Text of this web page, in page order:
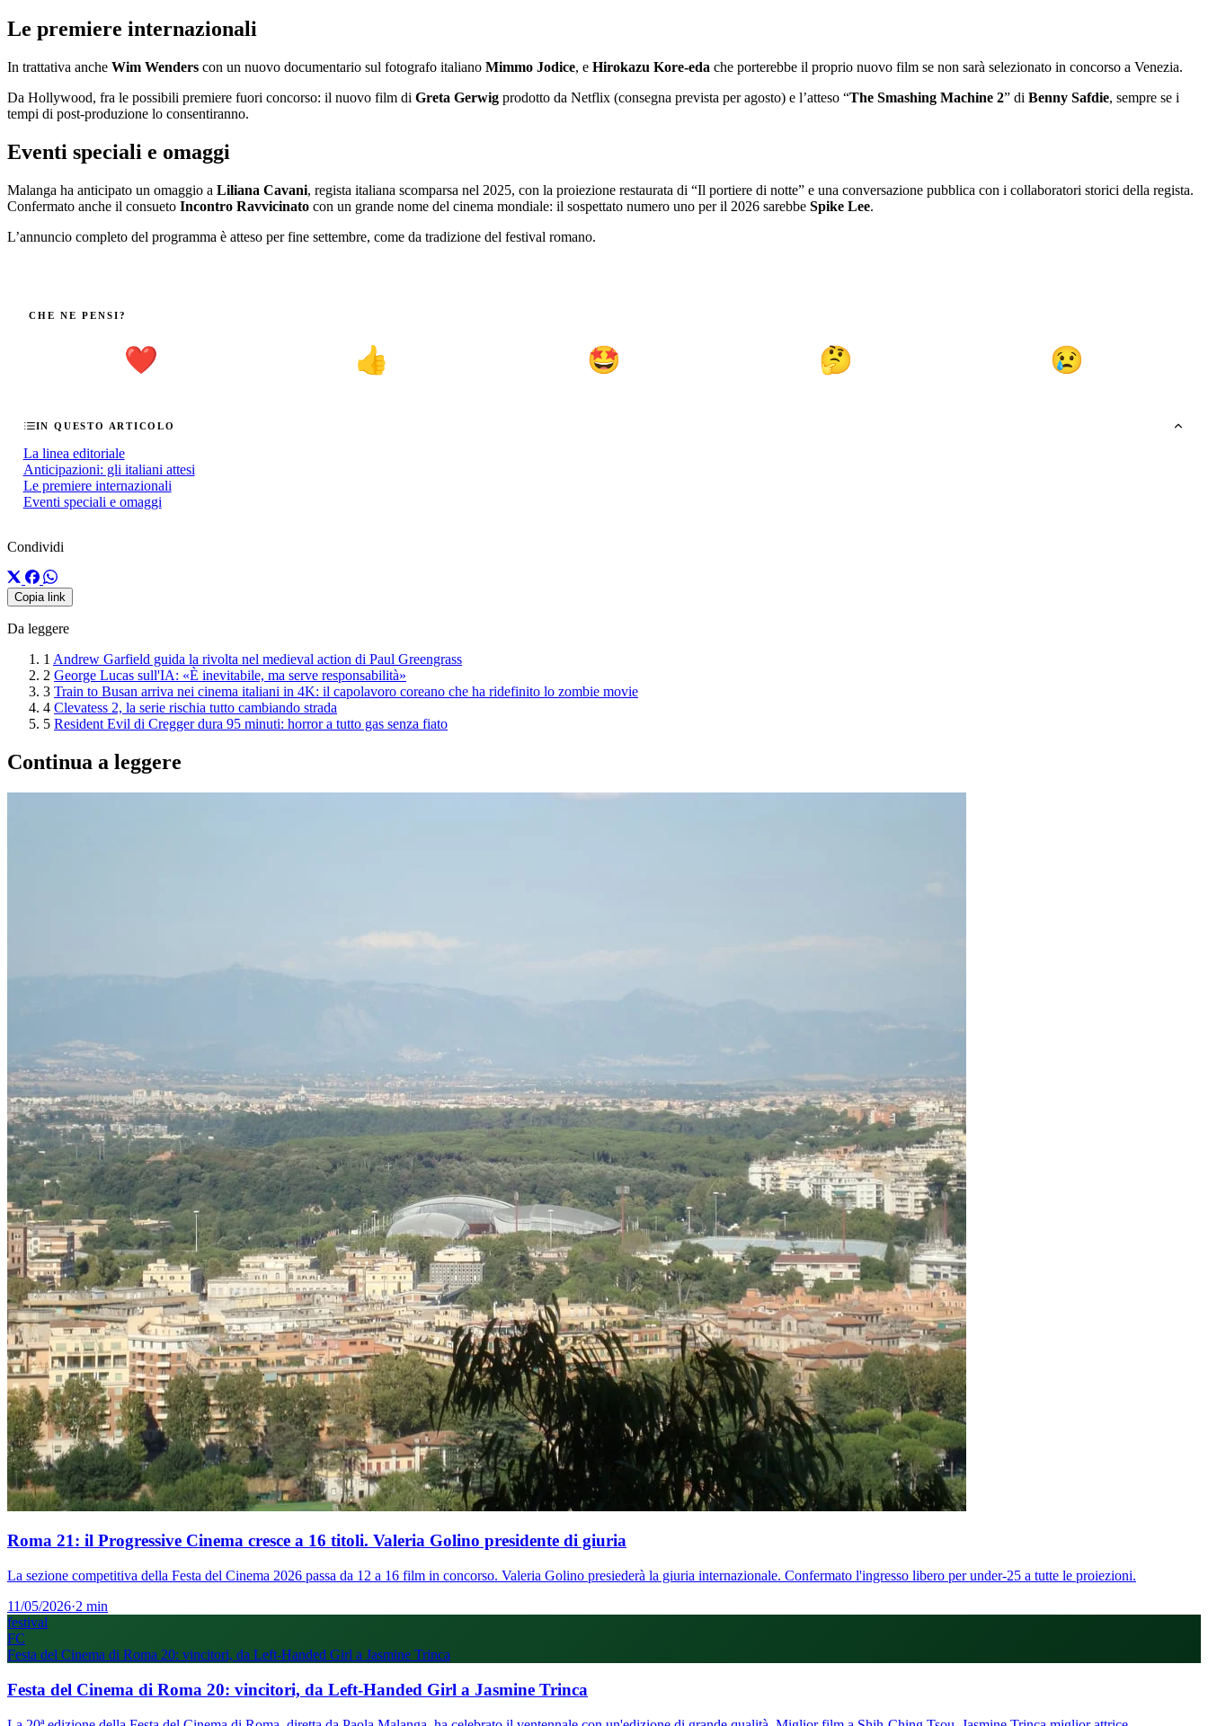
Le premiere internazionali
In trattativa anche Wim Wenders con un nuovo documentario sul fotografo italiano Mimmo Jodice, e Hirokazu Kore-eda che porterebbe il proprio nuovo film se non sarà selezionato in concorso a Venezia.
Da Hollywood, fra le possibili premiere fuori concorso: il nuovo film di Greta Gerwig prodotto da Netflix (consegna prevista per agosto) e l’atteso “The Smashing Machine 2” di Benny Safdie, sempre se i
tempi di post-produzione lo consentiranno.
Eventi speciali e omaggi
Malanga ha anticipato un omaggio a Liliana Cavani, regista italiana scomparsa nel 2025, con la proiezione restaurata di “Il portiere di notte” e una conversazione pubblica con i collaboratori storici della regista.
Confermato anche il consueto Incontro Ravvicinato con un grande nome del cinema mondiale: il sospettato numero uno per il 2026 sarebbe Spike Lee.
L’annuncio completo del programma è atteso per fine settembre, come da tradizione del festival romano.
CHE NE PENSI?
❤️ 👍 🤩 🤔 😢
IN QUESTO ARTICOLO
La linea editoriale
Anticipazioni: gli italiani attesi
Le premiere internazionali
Eventi speciali e omaggi
Condividi
Copia link
Da leggere
1 Andrew Garfield guida la rivolta nel medieval action di Paul Greengrass
2 George Lucas sull'IA: «È inevitabile, ma serve responsabilità»
3 Train to Busan arriva nei cinema italiani in 4K: il capolavoro coreano che ha ridefinito lo zombie movie
4 Clevatess 2, la serie rischia tutto cambiando strada
5 Resident Evil di Cregger dura 95 minuti: horror a tutto gas senza fiato
Continua a leggere
Roma 21: il Progressive Cinema cresce a 16 titoli. Valeria Golino presidente di giuria
La sezione competitiva della Festa del Cinema 2026 passa da 12 a 16 film in concorso. Valeria Golino presiederà la giuria internazionale. Confermato l'ingresso libero per under-25 a tutte le proiezioni.
11/05/2026·2 min
festival
FC
Festa del Cinema di Roma 20: vincitori, da Left-Handed Girl a Jasmine Trinca
Festa del Cinema di Roma 20: vincitori, da Left-Handed Girl a Jasmine Trinca